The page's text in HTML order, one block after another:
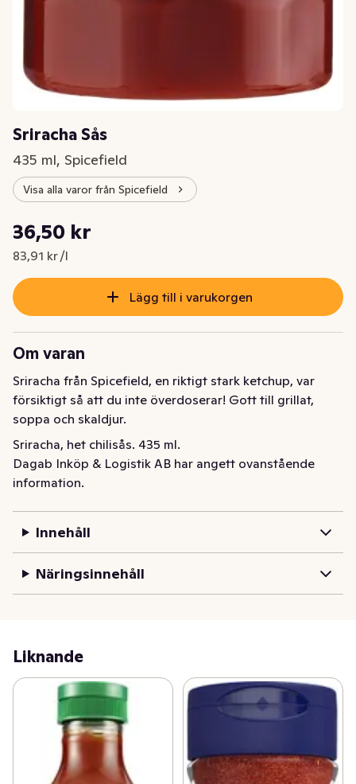
Sriracha Sås
435 ml, Spicefield
Visa alla varor från Spicefield
Nuvarande pris är: 36,50 kr
36,50 kr
83,91 kr /l
Styckpris: 83,91 kr /l
Lägg till i varukorgen
Om varan
Sriracha från Spicefield, en riktigt stark ketchup, var
försiktigt så att du inte överdoserar! Gott till grillat,
soppa och skaldjur.
Sriracha, het chilisås. 435 ml.
Dagab Inköp & Logistik AB har angett ovanstående
information.
Innehåll
Näringsinnehåll
Liknande